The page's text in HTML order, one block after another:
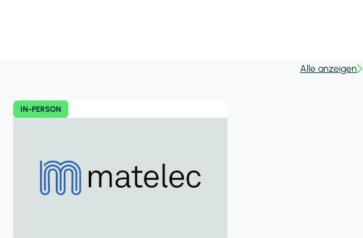
Alle anzeigen
IN-PERSON